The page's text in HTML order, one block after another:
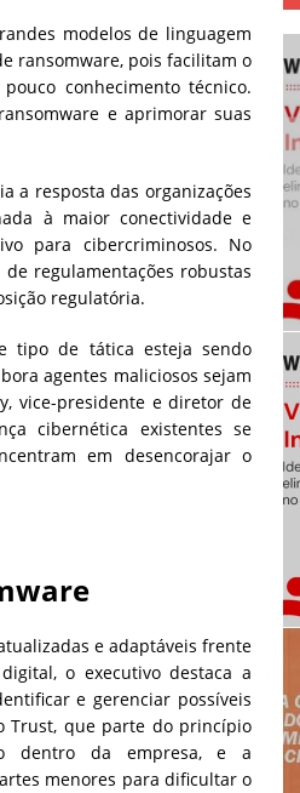
modelos de linguagem
ransomware, pois facilitam o
conhecimento técnico.
e aprimorar suas
a resposta das organizações
à maior conectividade e
para cibercriminosos. No
regulamentações robustas
regulatória.
tipo de tática esteja sendo
agentes maliciosos sejam
vice-presidente e diretor de
cibernética existentes se
em desencorajar o
e adaptáveis frente
o executivo destaca a
e gerenciar possíveis
Trust, que parte do princípio
dentro da empresa, e a
menores para dificultar o